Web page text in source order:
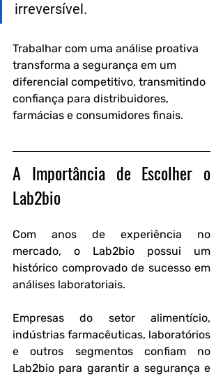
irreversível.
Trabalhar com uma análise proativa
transforma a segurança em um
diferencial competitivo, transmitindo
confiança para distribuidores,
farmácias e consumidores finais.
A Importância de Escolher o
Lab2bio
Com anos de experiência no
mercado, o Lab2bio possui um
histórico comprovado de sucesso em
análises laboratoriais.
Empresas do setor alimentício,
indústrias farmacêuticas, laboratórios
e outros segmentos confiam no
Lab2bio para garantir a segurança e